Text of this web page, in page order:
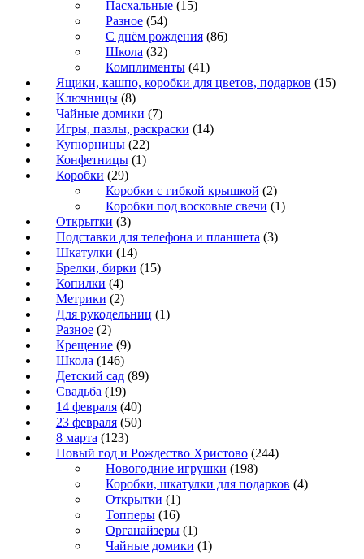
Пасхальные (15)
Разное (54)
С днём рождения (86)
Школа (32)
Комплименты (41)
Ящики, кашпо, коробки для цветов, подарков (15)
Ключницы (8)
Чайные домики (7)
Игры, пазлы, раскраски (14)
Купюрницы (22)
Конфетницы (1)
Коробки (29)
Коробки с гибкой крышкой (2)
Коробки под восковые свечи (1)
Открытки (3)
Подставки для телефона и планшета (3)
Шкатулки (14)
Брелки, бирки (15)
Копилки (4)
Метрики (2)
Для рукодельниц (1)
Разное (2)
Крещение (9)
Школа (146)
Детский сад (89)
Свадьба (19)
14 февраля (40)
23 февраля (50)
8 марта (123)
Новый год и Рождество Христово (244)
Новогодние игрушки (198)
Коробки, шкатулки для подарков (4)
Открытки (1)
Топперы (16)
Органайзеры (1)
Чайные домики (1)